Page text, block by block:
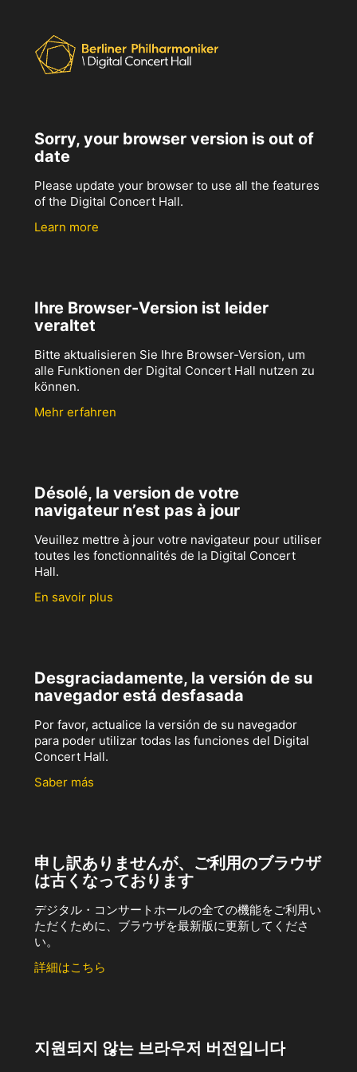
Sorry, your browser version is out of
date
Please update your browser to use all the features
of the Digital Concert Hall.
Learn more
Ihre Browser-Version ist leider
veraltet
Bitte aktualisieren Sie Ihre Browser-Version, um
alle Funktionen der Digital Concert Hall nutzen zu
können.
Mehr erfahren
Désolé, la version de votre
navigateur n’est pas à jour
Veuillez mettre à jour votre navigateur pour utiliser
toutes les fonctionnalités de la Digital Concert
Hall.
En savoir plus
Desgraciadamente, la versión de su
navegador está desfasada
Por favor, actualice la versión de su navegador
para poder utilizar todas las funciones del Digital
Concert Hall.
Saber más
申し訳ありませんが、ご利用のブラウザ
は古くなっております
デジタル・コンサートホールの全ての機能をご利用い
ただくために、ブラウザを最新版に更新してくださ
い。
詳細はこちら
지원되지 않는 브라우저 버전입니다